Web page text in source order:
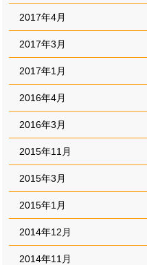
2017年4月
2017年3月
2017年1月
2016年4月
2016年3月
2015年11月
2015年3月
2015年1月
2014年12月
2014年11月